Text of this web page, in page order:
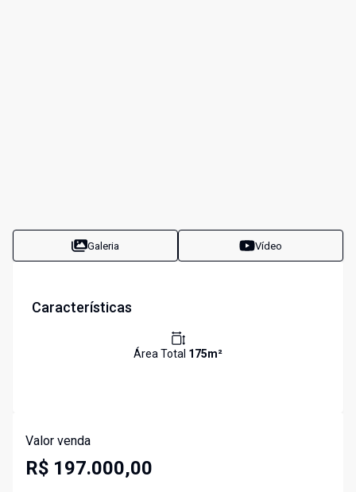
Galeria Vídeo
Características
Área Total 175m²
Valor venda
R$ 197.000,00